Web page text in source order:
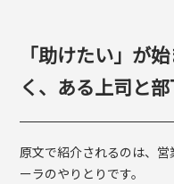
「助けたい」が
く、ある上司と
原文で紹介されるのは、
ーラのやりとりです。